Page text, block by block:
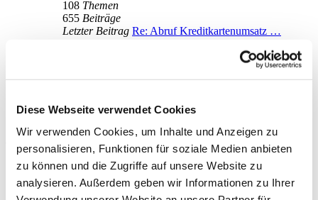
Diese Webseite verwendet Cookies
Wir verwenden Cookies, um Inhalte und Anzeigen zu
personalisieren, Funktionen für soziale Medien anbieten
zu können und die Zugriffe auf unsere Website zu
analysieren. Außerdem geben wir Informationen zu Ihrer
108 Themen
655 Beiträge
Letzter Beitrag Re: Abruf Kreditkartenumsatz …
Anregungen und Wünsche zu StarMoney 13 Deluxe
StarMoney Team1
Star Finanz GmbH
↳ Ankündigungen der Star Finanz GmbH
↳ Inhalte OnlineUpdates (Produktaktualisierungen)